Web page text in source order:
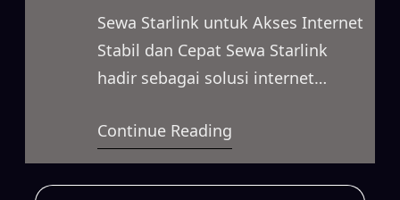
Sewa Starlink untuk Akses Internet
Stabil dan Cepat Sewa Starlink
hadir sebagai solusi internet
koneksi cepat dan stabil untuk
berbagai kebutuhan. Layanan ini
dapat digunakan untuk bisnis,
Continue Reading